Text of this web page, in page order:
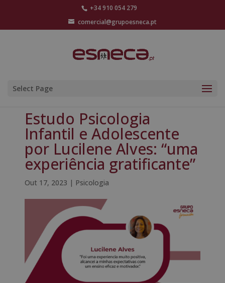
+34 910 054 279
comercial@grupoesneca.pt
Select Page
Estudo Psicologia
Infantil e Adolescente
por Lucilene Alves: “uma
experiência gratificante”
Out 17, 2023 | Psicologia